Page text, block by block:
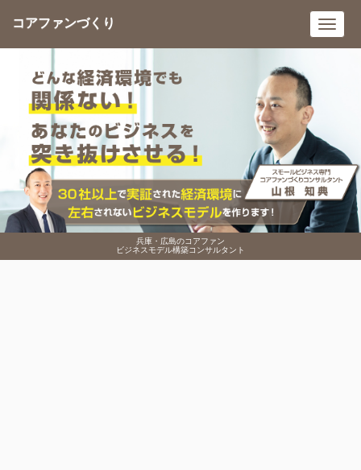
兵庫・広島のコアファン
ビジネスモデル構築コンサルタント
コアファンづくり